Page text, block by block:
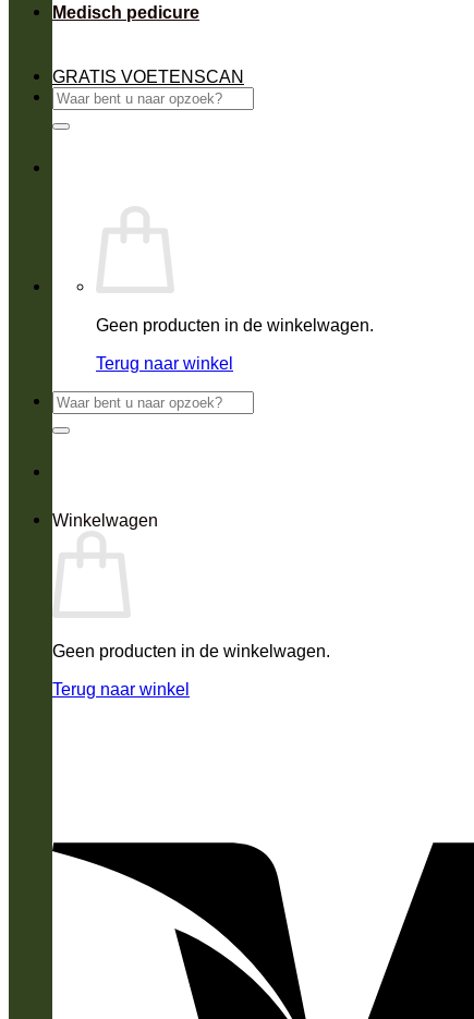
Medisch pedicure
GRATIS VOETENSCAN
Zoeken
naar:
Geen producten in de winkelwagen.
Terug naar winkel
Zoeken
Winkelwagen
Geen producten in de winkelwagen.
Terug naar winkel